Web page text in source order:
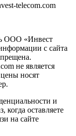
telecom.com
ООО «Инвест
с сайта
не является
носят
и
когда оставляете
на сайте